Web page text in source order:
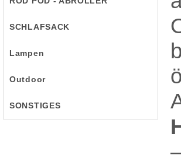
SCHLAFSACK
Lampen
Outdoor
SONSTIGES